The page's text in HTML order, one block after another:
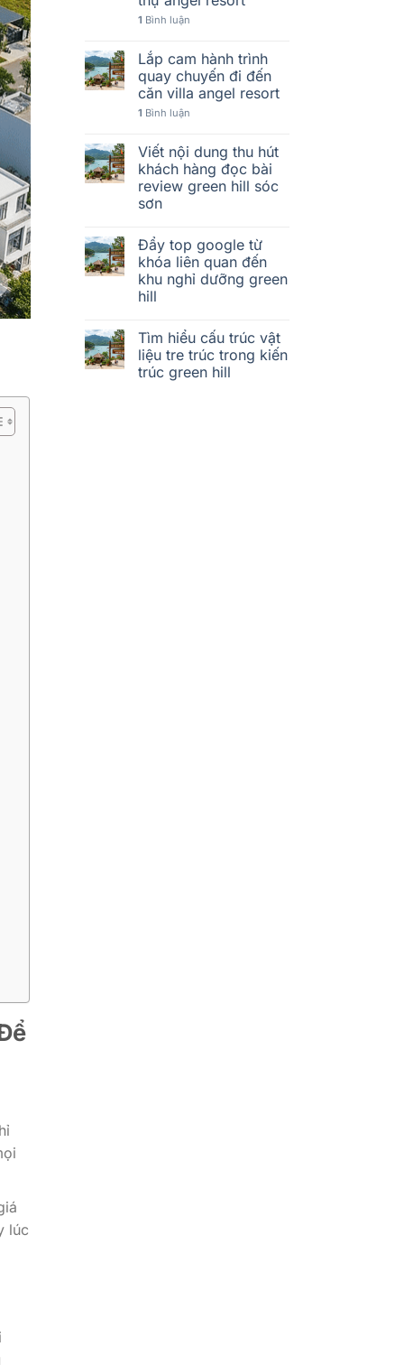
lúc
1 Bình luận
Lắp cam hành trình
quay chuyến đi đến
căn villa angel resort
1 Bình luận
Viết nội dung thu hút
khách hàng đọc bài
review green hill sóc
sơn
Đẩy top google từ
khóa liên quan đến
khu nghỉ dưỡng green
hill
Tìm hiểu cấu trúc vật
liệu tre trúc trong kiến
trúc green hill